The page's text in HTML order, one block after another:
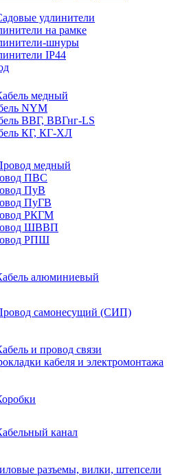
удлинители
на рамке
шнуры
IP44
медный
NYM
ВВГ, ВВГнг-LS
КГ, КГ-ХЛ
медный
ПВС
ПуВ
ПуГВ
РКГМ
ШВВП
РПШ
алюминиевый
самонесущий (СИП)
и провод связи
кабеля и электромонтажа
канал
разъемы, вилки, штепсели